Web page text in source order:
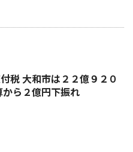
税 大和市は２２億９２０
から２億円下振れ